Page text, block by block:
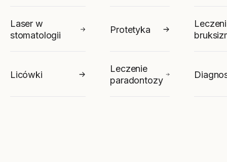
Laser w
stomatologii
Protetyka
Licówki
Leczenie
paradontozy